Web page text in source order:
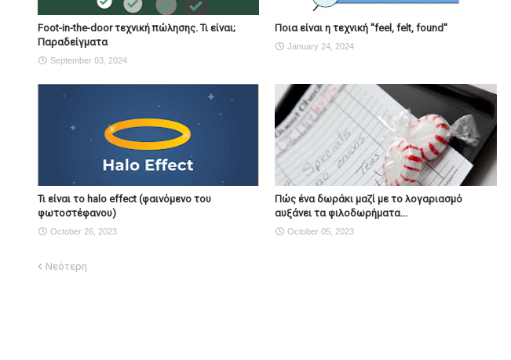
Foot-in-the-door τεχνική πώλησης. Τι είναι;
Παραδείγματα
September 03, 2024
Ποια είναι η τεχνική ''feel, felt, found''
January 24, 2024
Τι είναι το halo effect (φαινόμενο του
φωτοστέφανου)
October 26, 2023
Πώς ένα δωράκι μαζί με το λογαριασμό
αυξάνει τα φιλοδωρήματα...
October 05, 2023
Νεότερη